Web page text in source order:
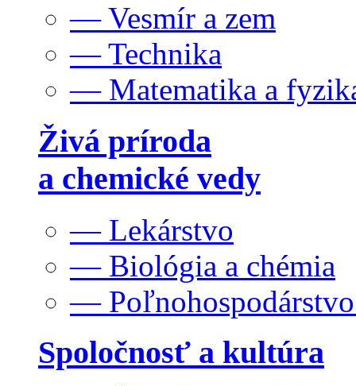
— Vesmír a zem
— Technika
— Matematika a
Živá príroda
a chemické vedy
— Lekárstvo
— Biológia a chémia
—
Spoločnosť a kultúra